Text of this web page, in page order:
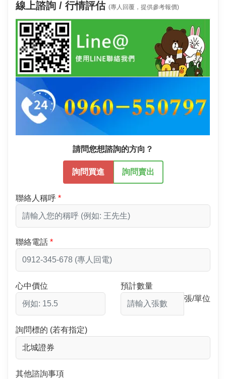
線上諮詢 / 行情評估 (專人回覆，提供參考報價)
請問您想諮詢的方向？
詢問買進 詢問賣出
聯絡人稱呼
聯絡電話
心中價位
預計數量
張/單位
詢問標的 (若有指定)
其他諮詢事項